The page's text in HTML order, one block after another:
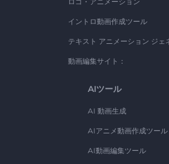
イントロ動画作成ツール
テキスト アニメーション ジェ
動画編集サイト：
AIツール
AI 動画生成
AIアニメ動画作成ツール
AI動画編集ツール